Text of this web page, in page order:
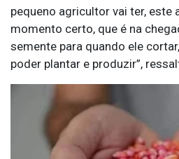
pequeno agricultor vai ter, este
momento certo, que é na
semente para quando ele
poder plantar e produzir”,